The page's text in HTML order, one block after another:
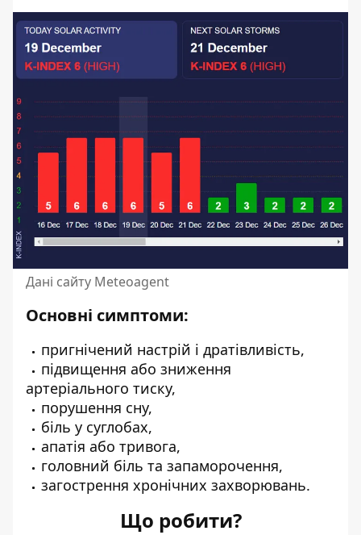
Дані сайту Meteoagent
Основні симптоми:
пригнічений настрій і дратівливість,
підвищення або зниження
артеріального тиску,
порушення сну,
біль у суглобах,
апатія або тривога,
головний біль та запаморочення,
загострення хронічних захворювань.
Що робити?